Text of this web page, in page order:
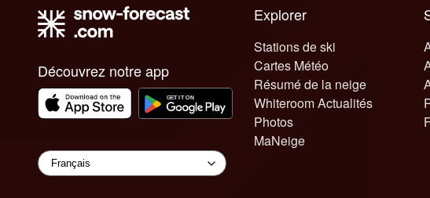
Découvrez notre app
Explorer
Stations de ski
Cartes Météo
Résumé de la neige
Whiteroom Actualités
Photos
MaNeige